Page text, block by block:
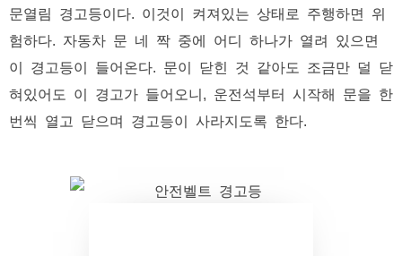
문열림 경고등이다. 이것이 켜져있는 상태로 주행하면 위
험하다. 자동차 문 네 짝 중에 어디 하나가 열려 있으면
이 경고등이 들어온다. 문이 닫힌 것 같아도 조금만 덜 닫
혀있어도 이 경고가 들어오니, 운전석부터 시작해 문을 한
번씩 열고 닫으며 경고등이 사라지도록 한다.